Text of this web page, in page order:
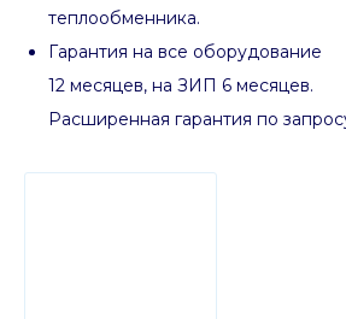
теплообменника.
Гарантия на все оборудование
12 месяцев, на ЗИП 6 месяцев.
Расширенная гарантия по